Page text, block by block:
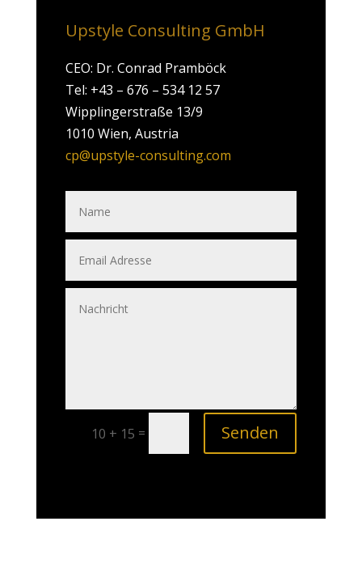
Upstyle Consulting GmbH
CEO: Dr. Conrad Pramböck
Tel: +43 – 676 – 534 12 57
Wipplingerstraße 13/9
1010 Wien, Austria
cp@upstyle-consulting.com
10 + 15 = Senden